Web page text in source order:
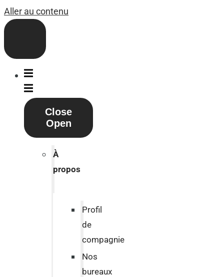
Aller au contenu
Close
Open
À
propos
Profil
de
compagnie
Nos
bureaux